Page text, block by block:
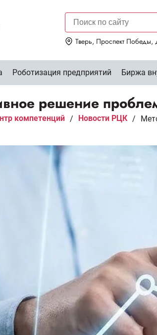
Тверь, Проспект
Роботизация предприятий Биржа
решение
компетенций / Новости РЦК /